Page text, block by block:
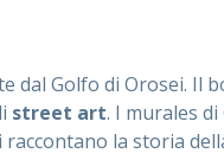
Golfo di Orosei. Il
street art. I murales
la storia